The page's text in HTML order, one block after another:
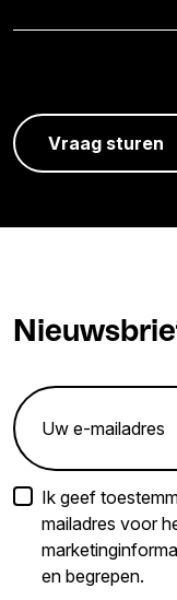
Ik geef
mailadres voor
en begrepen.